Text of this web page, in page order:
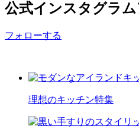
公式インスタグラ
フォローする
理想のキッチン特集